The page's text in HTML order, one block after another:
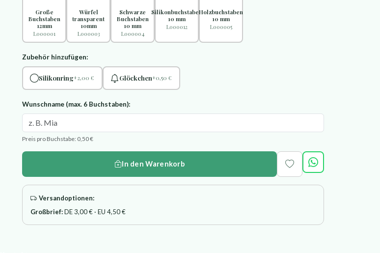
Große
Buchstaben
12mm
L000001
Würfel
transparent
10mm
L000003
Schwarze
Buchstaben
10 mm
L000004
Silikonbuchstaben
10 mm
L000012
Holzbuchstaben
10 mm
L000005
Zubehör hinzufügen:
Silikonring+2,00 € Glöckchen+0,50 €
Wunschname (max. 6 Buchstaben):
Preis pro Buchstabe: 0,50 €
In den Warenkorb
Versandoptionen:
Großbrief:DE 3,00 € · EU 4,50 €